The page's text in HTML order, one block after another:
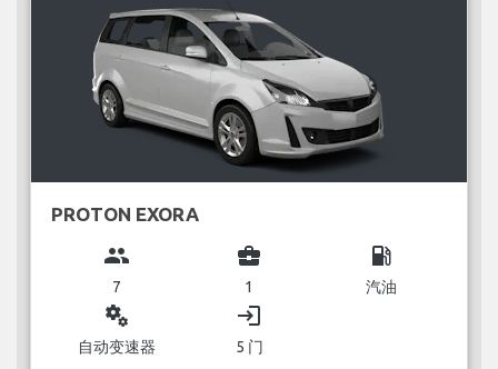
PROTON EXORA
group
7
business_center
1
local_gas_station
汽油
miscellaneous_services
自动变速器
login
5 门